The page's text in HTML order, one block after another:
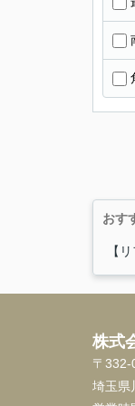
おす
【
株式
〒332-
埼玉県